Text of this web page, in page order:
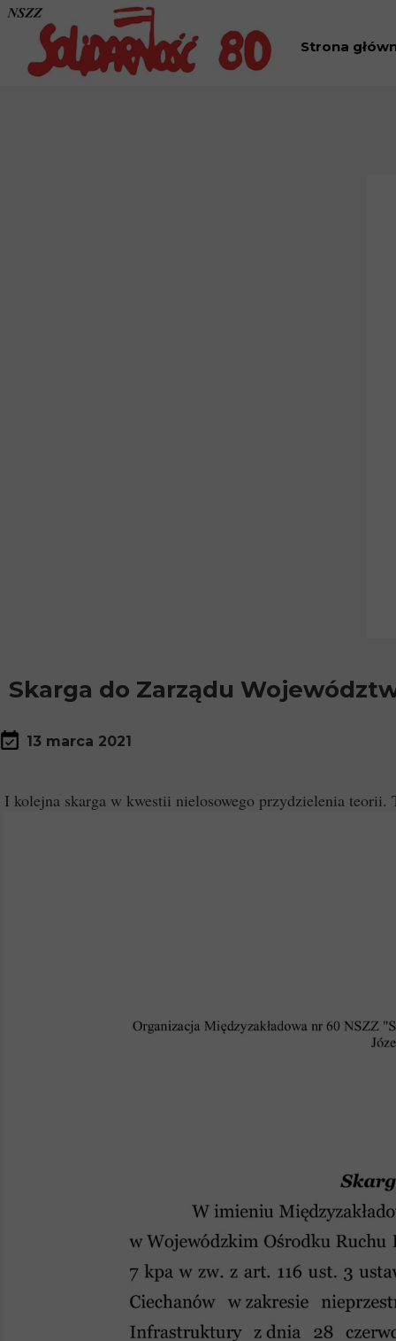
13 marca 2021
I kolejna skarga w kwestii nielosowego przydzielenia
Skarga do Zarządu
Strona